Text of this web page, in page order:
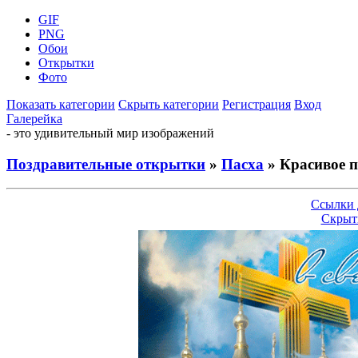
GIF
PNG
Обои
Открытки
Фото
Показать категории Скрыть категории Регистрация Вход
Галерейка
- это удивительный мир изображений
Поздравительные открытки » Пасха » Красивое
Ссылки